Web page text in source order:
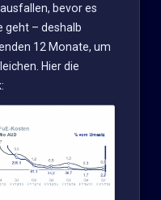
bevor es
geht – deshalb
12 Monate, um
Hier die